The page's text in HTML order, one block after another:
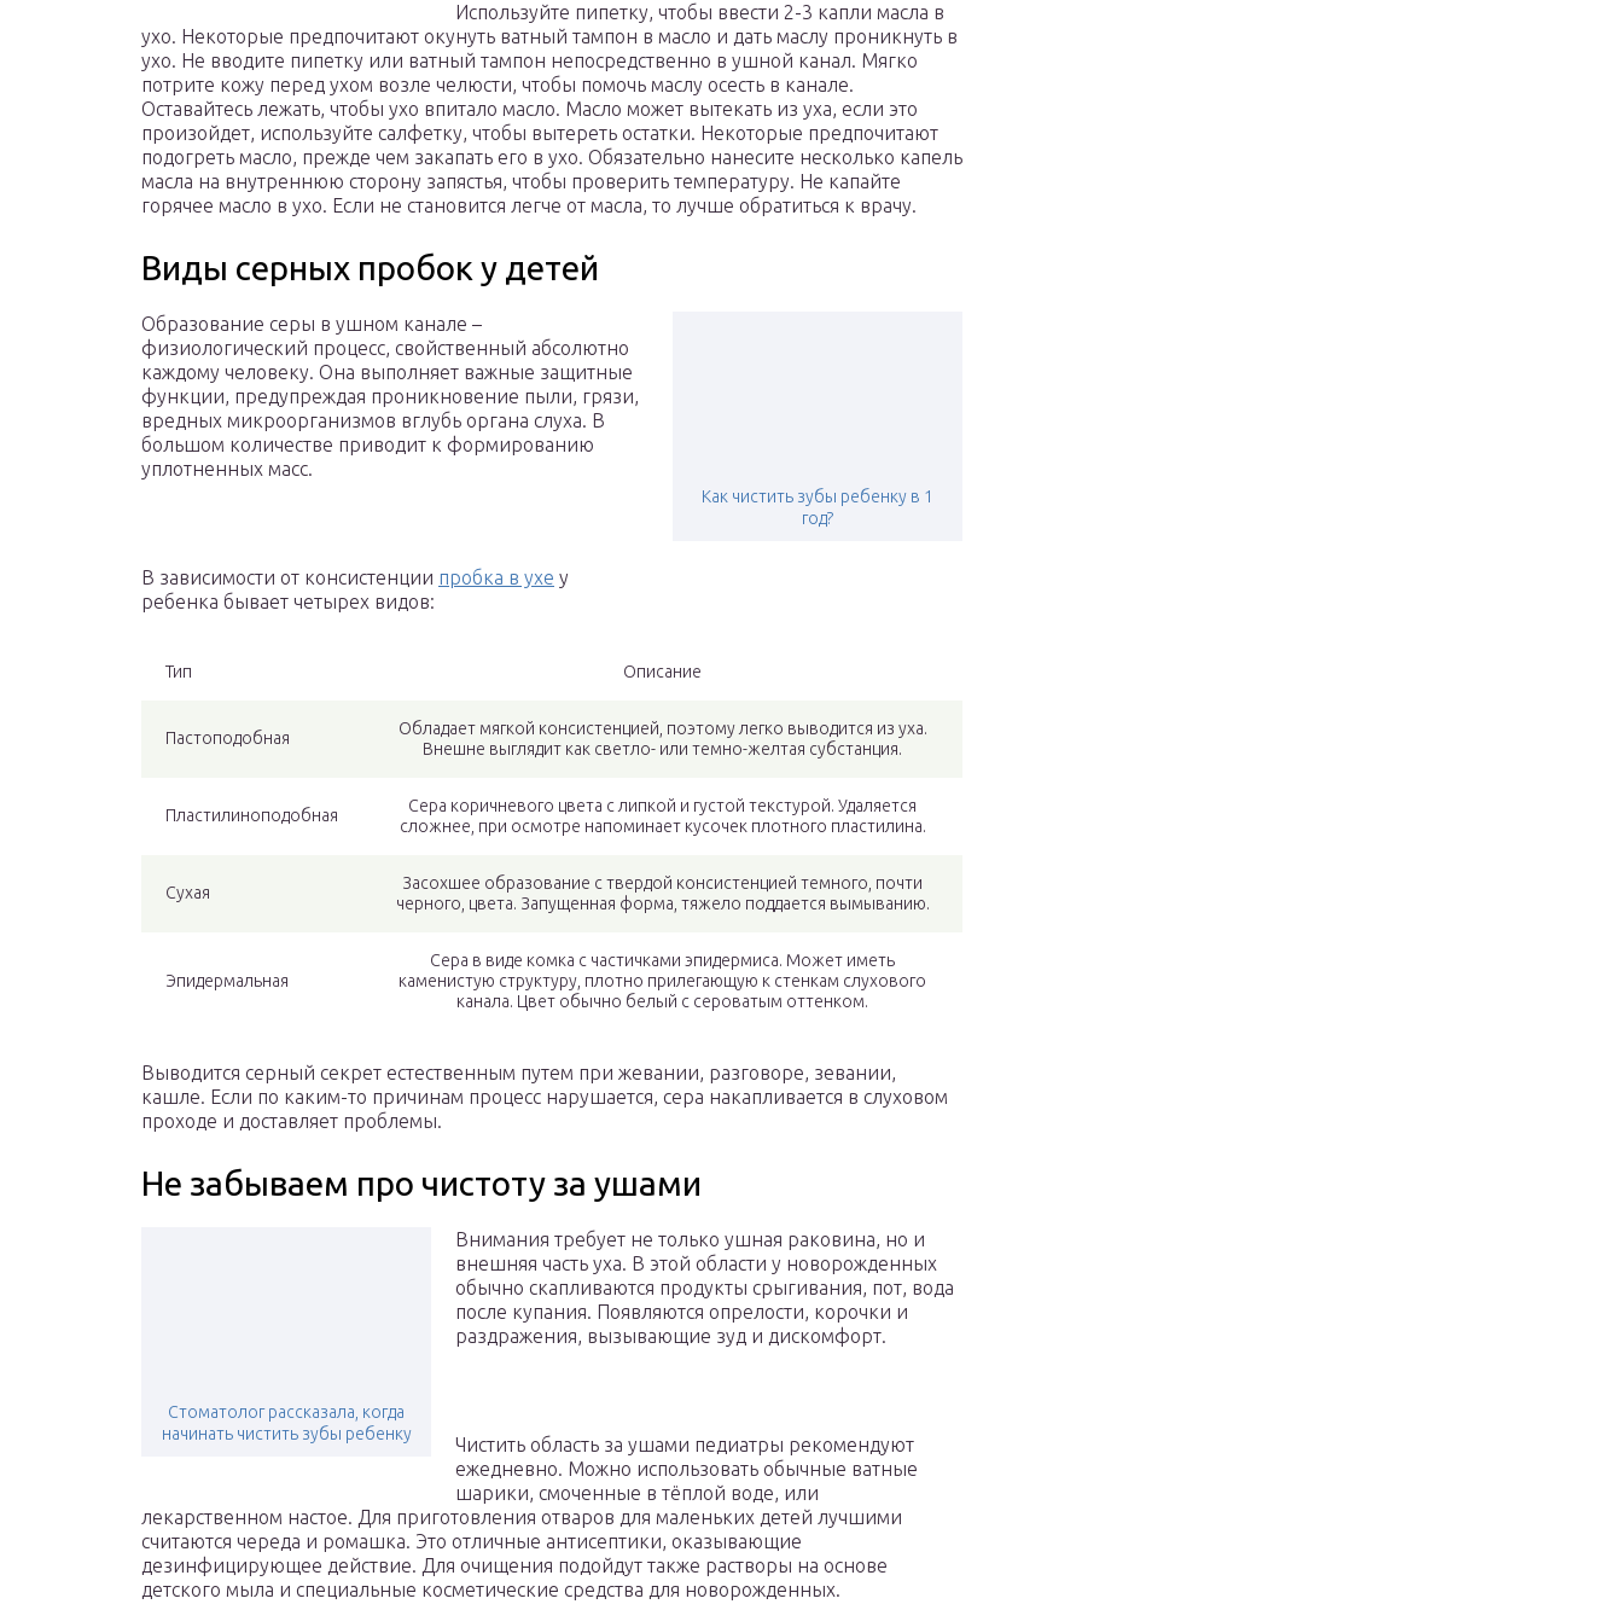
Используйте пипетку, чтобы ввести 2-3 капли масла в
ухо. Некоторые предпочитают окунуть ватный тампон в масло и дать маслу проникнуть в
ухо. Не вводите пипетку или ватный тампон непосредственно в ушной канал. Мягко
потрите кожу перед ухом возле челюсти, чтобы помочь маслу осесть в канале.
Оставайтесь лежать, чтобы ухо впитало масло. Масло может вытекать из уха, если это
произойдет, используйте салфетку, чтобы вытереть остатки. Некоторые предпочитают
подогреть масло, прежде чем закапать его в ухо. Обязательно нанесите несколько капель
масла на внутреннюю сторону запястья, чтобы проверить температуру. Не капайте
горячее масло в ухо. Если не становится легче от масла, то лучше обратиться к врачу.
Виды серных пробок у детей
Как чистить зубы ребенку в 1
год?
Образование серы в ушном канале –
физиологический процесс, свойственный абсолютно
каждому человеку. Она выполняет важные защитные
функции, предупреждая проникновение пыли, грязи,
вредных микроорганизмов вглубь органа слуха. В
большом количестве приводит к формированию
уплотненных масс.
В зависимости от консистенции пробка в ухе у
ребенка бывает четырех видов:
Тип Описание
Пастоподобная
Обладает мягкой консистенцией, поэтому легко выводится из уха.
Внешне выглядит как светло- или темно-желтая субстанция.
Пластилиноподобная
Сера коричневого цвета с липкой и густой текстурой. Удаляется
сложнее, при осмотре напоминает кусочек плотного пластилина.
Сухая
Засохшее образование с твердой консистенцией темного, почти
черного, цвета. Запущенная форма, тяжело поддается вымыванию.
Эпидермальная
Сера в виде комка с частичками эпидермиса. Может иметь
каменистую структуру, плотно прилегающую к стенкам слухового
канала. Цвет обычно белый с сероватым оттенком.
Выводится серный секрет естественным путем при жевании, разговоре, зевании,
кашле. Если по каким-то причинам процесс нарушается, сера накапливается в слуховом
проходе и доставляет проблемы.
Не забываем про чистоту за ушами
Стоматолог рассказала, когда
начинать чистить зубы ребенку
Внимания требует не только ушная раковина, но и
внешняя часть уха. В этой области у новорожденных
обычно скапливаются продукты срыгивания, пот, вода
после купания. Появляются опрелости, корочки и
раздражения, вызывающие зуд и дискомфорт.
Чистить область за ушами педиатры рекомендуют
ежедневно. Можно использовать обычные ватные
шарики, смоченные в тёплой воде, или
лекарственном настое. Для приготовления отваров для маленьких детей лучшими
считаются череда и ромашка. Это отличные антисептики, оказывающие
дезинфицирующее действие. Для очищения подойдут также растворы на основе
детского мыла и специальные косметические средства для новорожденных.